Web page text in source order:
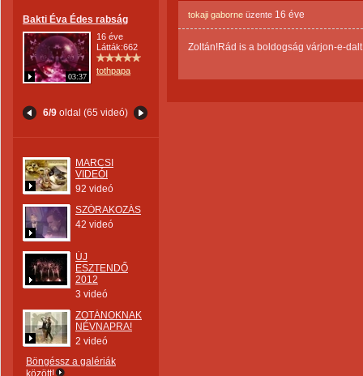
Bakti Éva Édes rabság
03:37
16 éve
Látták:662
tothpapa
6/9 oldal (65 videó)
MARCSI
VIDEÓI
92 videó
SZÓRAKOZÁS,NOSZTALGIA.
42 videó
ÚJ
ESZTENDŐ
2012
3 videó
ZOTÁNOKNAK,
NÉVNAPRA!
2 videó
Böngéssz a galériák
között!
tokaji gaborne üzente 16 éve
Zoltán!Rád is a boldogság várjon-e-